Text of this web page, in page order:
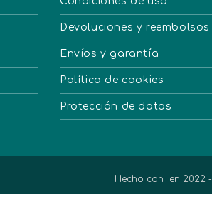
Devoluciones y reembolsos
Envíos y garantía
Política de cookies
Protección de datos
Hecho con en 2022 -